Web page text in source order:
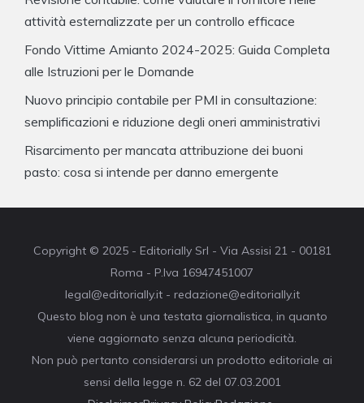
attività esternalizzate per un controllo efficace
Fondo Vittime Amianto 2024-2025: Guida Completa
alle Istruzioni per le Domande
Nuovo principio contabile per PMI in consultazione:
semplificazioni e riduzione degli oneri amministrativi
Risarcimento per mancata attribuzione dei buoni
pasto: cosa si intende per danno emergente
Copyright © 2025 - Editorially Srl - Via Assisi 21 - 00181
Roma - P.Iva 16947451007
legal@editorially.it - redazione@editorially.it
Questo blog non è una testata giornalistica, in quanto
viene aggiornato senza alcuna periodicità.
Non può pertanto considerarsi un prodotto editoriale ai
sensi della legge n. 62 del 07.03.2001